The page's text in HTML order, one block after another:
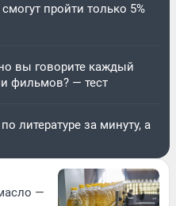
пройти только 5%
вы говорите каждый
фильмов? — тест
литературе за минуту, а
—